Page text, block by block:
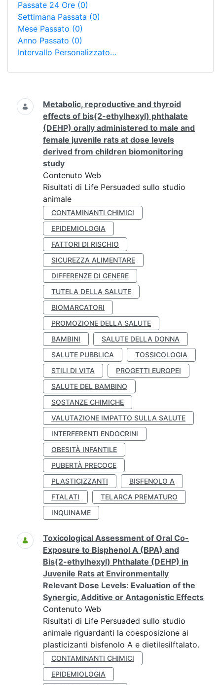
Passate 24 Ore (0)
Settimana Passata (0)
Mese Passato (0)
Anno Passato (0)
Intervallo Personalizzato…
Ricerca
Metabolic, reproductive and thyroid
effects of bis(2-ethylhexyl) phthalate
(DEHP) orally administered to male and
female juvenile rats at dose levels
derived from children biomonitoring
study
Contenuto Web
Risultati di Life Persuaded sullo studio
animale
CONTAMINANTI CHIMICI
EPIDEMIOLOGIA
FATTORI DI RISCHIO
SICUREZZA ALIMENTARE
DIFFERENZE DI GENERE
TUTELA DELLA SALUTE
BIOMARCATORI
PROMOZIONE DELLA SALUTE
BAMBINI
SALUTE DELLA DONNA
SALUTE PUBBLICA
TOSSICOLOGIA
STILI DI VITA
PROGETTI EUROPEI
SALUTE DEL BAMBINO
SOSTANZE CHIMICHE
VALUTAZIONE IMPATTO SULLA SALUTE
INTERFERENTI ENDOCRINI
OBESITÀ INFANTILE
PUBERTÀ PRECOCE
PLASTICIZZANTI
BISFENOLO A
FTALATI
TELARCA PREMATURO
INQUINAME
Toxicological Assessment of Oral Co-
Exposure to Bisphenol A (BPA) and
Bis(2-ethylhexyl) Phthalate (DEHP) in
Juvenile Rats at Environmentally
Relevant Dose Levels: Evaluation of the
Synergic, Additive or Antagonistic Effects
Contenuto Web
Risultati di Life Persuaded sullo studio
animale riguardanti la coesposizione ai
plasticizanti bisfenolo A e dietilesilftalato.
CONTAMINANTI CHIMICI
EPIDEMIOLOGIA